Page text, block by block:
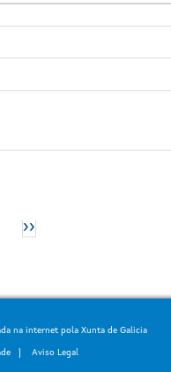
Páxina
››
na internet pola Xunta de Galicia
Aviso Legal